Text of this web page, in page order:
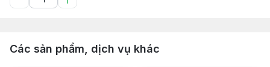
Các sản phẩm, dịch vụ khác